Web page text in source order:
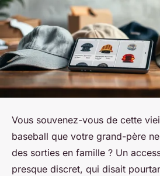
Vous souvenez-vous de cette
baseball que votre grand-père
des sorties en famille ? Un
presque discret, qui disait